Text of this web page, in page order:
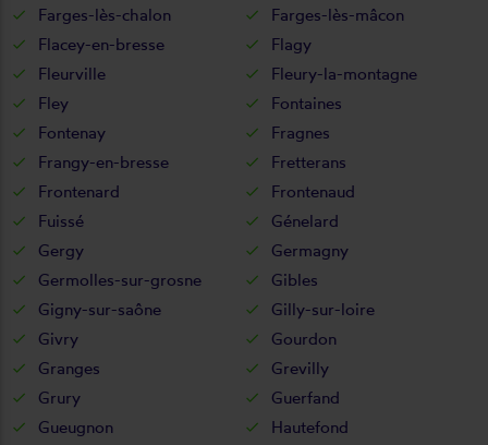
Farges-lès-chalon
Farges-lès-mâcon
Flacey-en-bresse
Flagy
Fleurville
Fleury-la-montagne
Fley
Fontaines
Fontenay
Fragnes
Frangy-en-bresse
Fretterans
Frontenard
Frontenaud
Fuissé
Génelard
Gergy
Germagny
Germolles-sur-grosne
Gibles
Gigny-sur-saône
Gilly-sur-loire
Givry
Gourdon
Granges
Grevilly
Grury
Guerfand
Gueugnon
Hautefond